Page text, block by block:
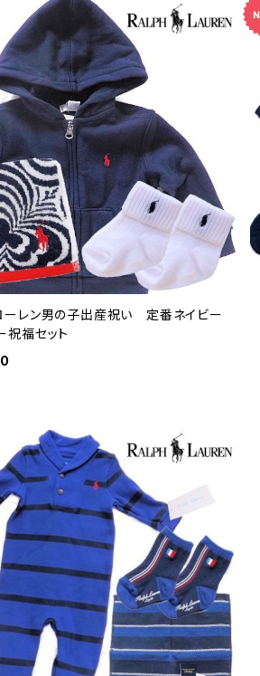
ーレン男の子出産祝い 定番ネイビー
祝福セット